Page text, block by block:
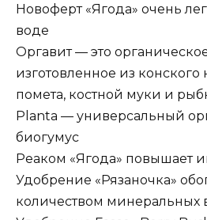
Новоферт «Ягода» очень
воде
Оргавит — это
изготовленное из конского
помета, костной муки и
Planta — универсальный
биогумус
Реаком «Ягода» повышает
Удобрение «Рязаночка»
количеством минеральных